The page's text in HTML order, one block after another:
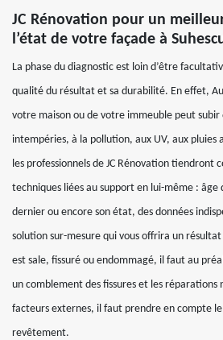
JC Rénovation pour un
l’état de votre façade à
La phase du diagnostic est loin d’être
qualité du résultat et sa durabilité. En effet,
votre maison ou de votre immeuble peut subir
intempéries, à la pollution, aux UV, aux pluies
les professionnels de JC Rénovation tiendront
techniques liées au support en lui-même :
dernier ou encore son état, des données
solution sur-mesure qui vous offrira un
est sale, fissuré ou endommagé, il faut au
un comblement des fissures et les réparations
facteurs externes, il faut prendre en compte
revêtement.